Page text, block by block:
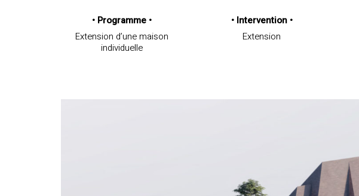
• Programme •
Extension d’une maison
individuelle
• Intervention •
Extension